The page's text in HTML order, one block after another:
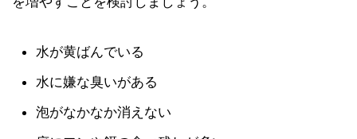
水が黄ばんでいる
水に嫌な臭いがある
泡がなかなか消えない